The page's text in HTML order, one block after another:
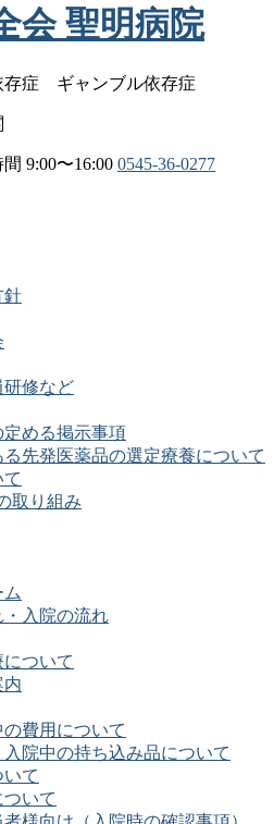
存症 ギャンブル依存症
9:00〜16:00 0545-36-0277
針
研修など
める掲示事項
先発医薬品の選定療養について
取り組み
入院の流れ
ついて
内
費用について
入院中の持ち込み品について
て
いて